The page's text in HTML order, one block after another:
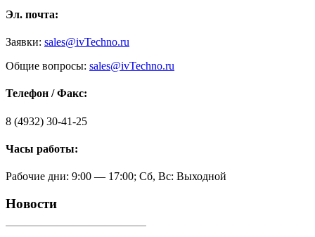
Эл. почта:
Заявки: sales@ivTechno.ru
Общие вопросы: sales@ivTechno.ru
Телефон / Факс:
8 (4932) 30-41-25
Часы работы:
Рабочие дни: 9:00 — 17:00; Сб, Вс: Выходной
Новости